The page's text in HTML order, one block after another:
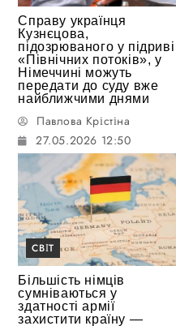
Справу українця
Кузнєцова,
підозрюваного у підриві
«Північних потоків», у
Німеччині можуть
передати до суду вже
найближчими днями
Павлова Крістіна
27.05.2026 12:50
СВІТ
Більшість німців
сумніваються у
здатності армії
захистити країну —